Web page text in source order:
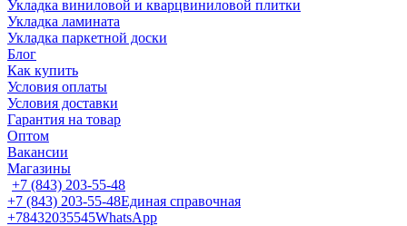
Укладка виниловой и кварцвиниловой плитки
Укладка ламината
Укладка паркетной доски
Блог
Как купить
Условия оплаты
Условия доставки
Гарантия на товар
Оптом
Вакансии
Магазины
+7 (843) 203-55-48
+7 (843) 203-55-48Единая справочная
+78432035545WhatsApp